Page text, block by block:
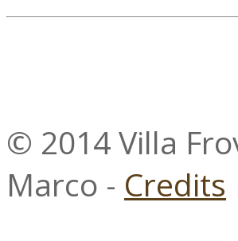
© 2014 Villa
Marco - Credits